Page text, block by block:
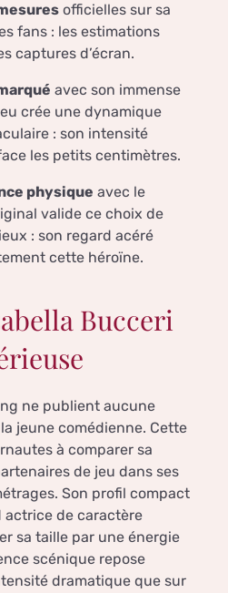
officielles sur sa
fans : les estimations
captures d’écran.
avec son immense
crée une dynamique
: son intensité
les petits centimètres.
physique avec le
valide ce choix de
: son regard acéré
cette héroïne.
Bucceri
ne publient aucune
jeune comédienne. Cette
à comparer sa
de jeu dans ses
Son profil compact
actrice de caractère
sa taille par une énergie
scénique repose
dramatique que sur